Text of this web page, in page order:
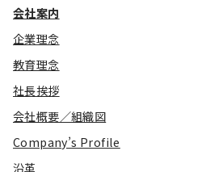
安全・安心にお通いいただくために
活動報告
お客様相談センター
会社案内
企業理念
教育理念
社長挨拶
会社概要／組織図
Company’s Profile
沿革